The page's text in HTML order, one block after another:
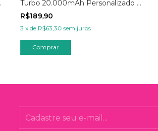
Turbo 20.000mAh Personalizado -
Minimalista Rota Borboleta
R$189,90
3 x de R$63,30 sem juros
Comprar